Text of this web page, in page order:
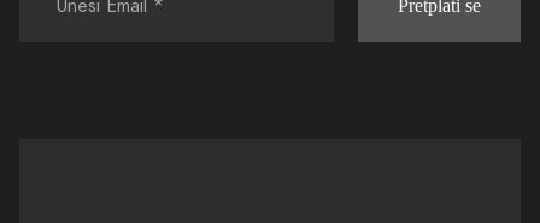
Pretplati se